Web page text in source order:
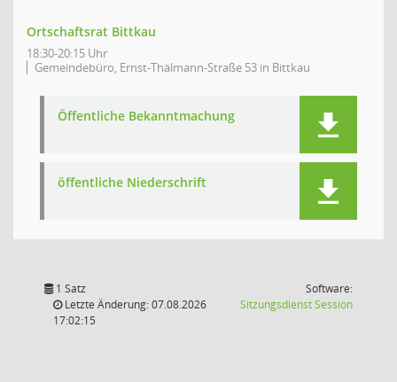
Ortschaftsrat Bittkau
18:30-20:15 Uhr
Gemeindebüro, Ernst-Thälmann-Straße 53 in Bittkau
Öffentliche Bekanntmachung
öffentliche Niederschrift
1 Satz
Letzte Änderung: 07.08.2026
17:02:15
Software:
SitzungsdienstSession(Wird in